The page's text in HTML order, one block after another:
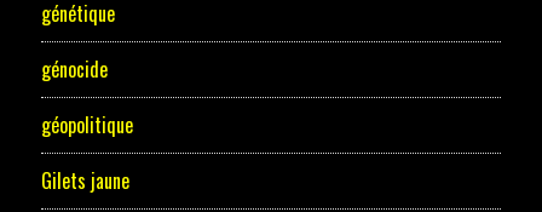
génétique
génocide
géopolitique
Gilets jaune